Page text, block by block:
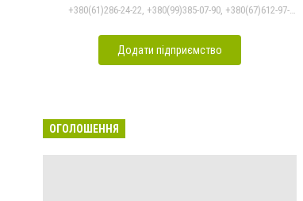
Додати підприємство
ОГОЛОШЕННЯ